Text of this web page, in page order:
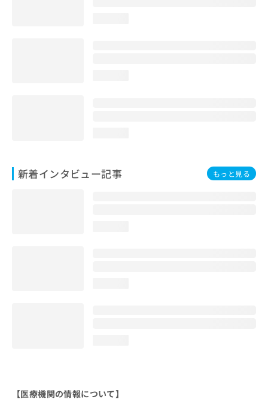
新着インタビュー記事 もっと見る
【医療機関の情報について】